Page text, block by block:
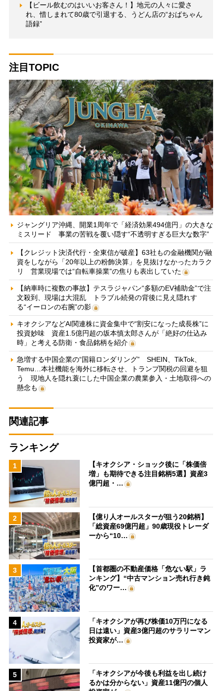
【ビール飲むのはいいお客さん！】地元の人々に愛さ
れ、惜しまれて80歳で引退する、うどん店の“おばちゃん
語録”
注目TOPIC
ジャングリア沖縄、開業1周年で「経済効果494億円」の大きな
ミスリード 事業の苦戦を覆い隠す“不透明すぎる巨大な数字”
【クレジット決済代行・全東信が破産】63社もの金融機関が融
資をしながら「20年以上の粉飾決算」を見抜けなかったカラク
リ 営業現場では“自転車操業”の焦りも表出していた
【納車時に複数の事故】テスラジャパン“多額のEV補助金”で注
文殺到、現場は大混乱 トラブル続発の背後に見え隠れす
る“イーロンの右腕”の影
キオクシアなどAI関連株に資金集中で“割安になった成長株”に
投資妙味 資産1.5億円超の坂本慎太郎さんが「絶好の仕込み
時」と考える防衛・食品銘柄を紹介
急増する中国企業の“国籍ロンダリング” SHEIN、TikTok、
Temu…本社機能を海外に移転させ、トランプ関税の回避を狙
う 現地人を隠れ蓑にした中国企業の農業参入・土地取得への
懸念も
関連記事
ランキング
1
【キオクシア・ショック後に「株価倍
増」も期待できる注目銘柄5選】資産3
億円超・…
2
【億り人オールスターが狙う20銘柄】
「総資産69億円超」90歳現役トレーダ
ーから“10…
3
【首都圏の不動産価格「危ない駅」ラ
ンキング】“中古マンション売れ行き鈍
化”のワー…
4
「キオクシアが再び株価10万円になる
日は遠い」資産3億円超のサラリーマン
投資家が…
5
「キオクシアが今後も利益を出し続け
るかは分からない」資産11億円の個人